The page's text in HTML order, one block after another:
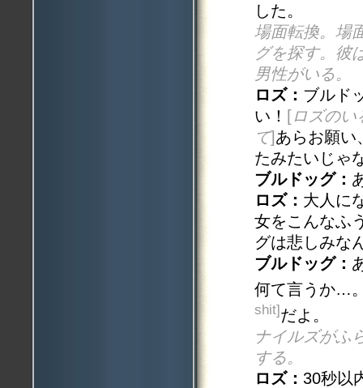
した。
場面転換。場
グを探す。彼
男性がいる。
ロズ： ブルド
い！ [ロズの
て]あらお願
たみたいじゃ
ブルドッグ：
ロズ： 大人に
女をこんなふ
グは悲しみな
ブルドッグ：
何て言うか…
shit]だよ。
ナイルズがふ
する。
ロズ： 30秒以